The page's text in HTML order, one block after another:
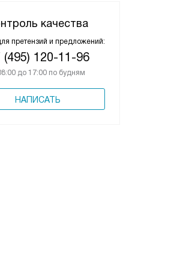
качества
претензий и предложений:
(495) 120-11-96
до 17:00 по будням
НАПИСАТЬ